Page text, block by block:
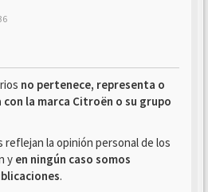
no pertenece, representa o
la marca Citroën o su grupo
reflejan la opinión personal de los
y en ningún caso somos
.